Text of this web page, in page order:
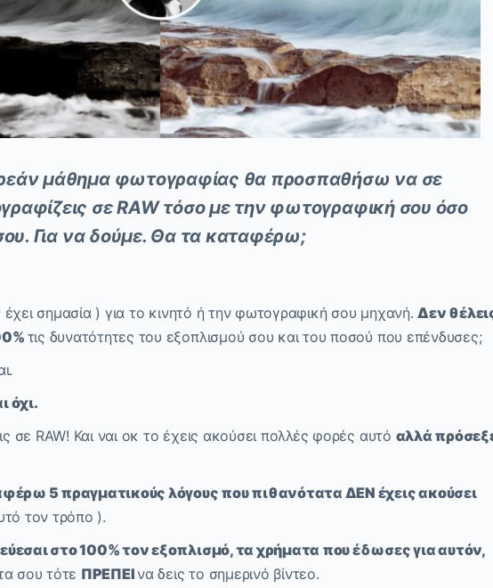
μάθημα φωτογραφίας θα προσπαθήσω να σε
σεRAWτόσο με την φωτογραφική σου όσο
Για να δούμε. Θα τα καταφέρω;
σημασία ) για το κινητό ή την φωτογραφική σου μηχανή.Δεν
τις δυνατότητες του εξοπλισμού σου και του ποσού που επένδυσες;
όχι.
RAW! Και ναι οκ το έχεις ακούσει πολλές φορές αυτό αλλά
5 πραγματικούς λόγους που πιθανότατα ΔΕΝ έχεις ακούσει
τον τρόπο ).
στο 100% τον εξοπλισμό, τα χρήματα που έδωσες για αυτόν,
σου τότε ΠΡΕΠΕΙνα δεις το σημερινό βίντεο.